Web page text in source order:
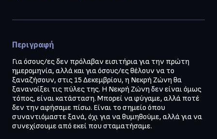
Περιγραφή
Για όσους/ες δεν πρόλαβαν εισιτήρια για την πρώτη
ημερομηνία, αλλά και για όσους/ες θέλουν να το
ξαναζήσουν, στις 15 Δεκεμβρίου, η Νεκρή Ζώνη θα
ξανανοίξει τις πύλες της. Η Νεκρή Ζώνη δεν είναι όμως
τόπος, είναι κατάσταση. Μπορεί να φύγαμε, αλλά ποτέ
δεν την αφήσαμε πίσω. Είναι το σημείο όπου
συναντιόμαστε ξανά, όχι για να θυμηθούμε, αλλά για να
συνεχίσουμε από εκεί που σταματήσαμε.